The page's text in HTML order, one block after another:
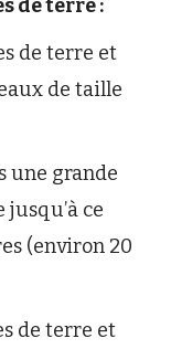
de terre :
de terre et
de taille
une grande
jusqu’à ce
(environ 20
de terre et